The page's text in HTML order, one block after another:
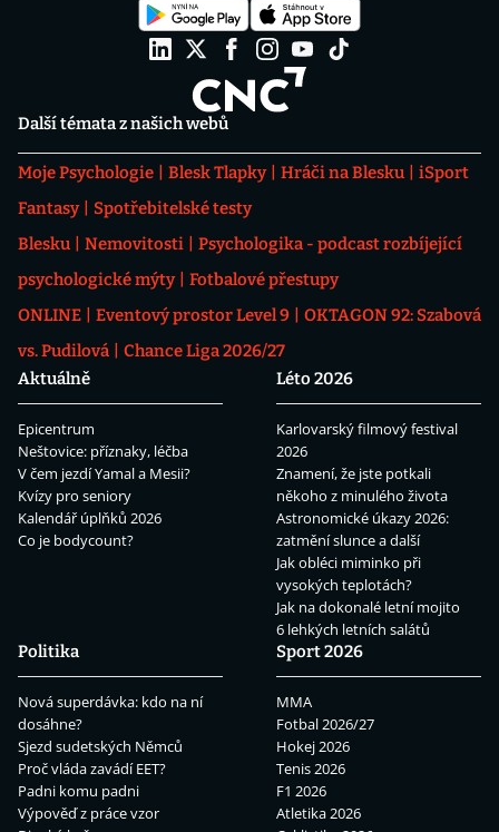
Další témata z našich webů
Moje Psychologie Blesk Tlapky Hráči na Blesku
iSport
Fantasy
Spotřebitelské testy
Blesku
Nemovitosti
Psychologika - podcast rozbíjející
psychologické mýty
Fotbalové přestupy
ONLINE
Eventový prostor Level 9
OKTAGON 92: Szabová
vs. Pudilová
Chance Liga 2026/27
Aktuálně
Epicentrum
Neštovice: příznaky, léčba
V čem jezdí Yamal a Mesii?
Kvízy pro seniory
Kalendář úplňků 2026
Co je bodycount?
Léto 2026
Karlovarský filmový festival
2026
Znamení, že jste potkali
někoho z minulého života
Astronomické úkazy 2026:
zatmění slunce a další
Jak obléci miminko při
vysokých teplotách?
Jak na dokonalé letní mojito
6 lehkých letních salátů
Politika
Nová superdávka: kdo na ní
dosáhne?
Sjezd sudetských Němců
Proč vláda zavádí EET?
Padni komu padni
Výpověď z práce vzor
Sport 2026
MMA
Fotbal 2026/27
Hokej 2026
Tenis 2026
F1 2026
Atletika 2026